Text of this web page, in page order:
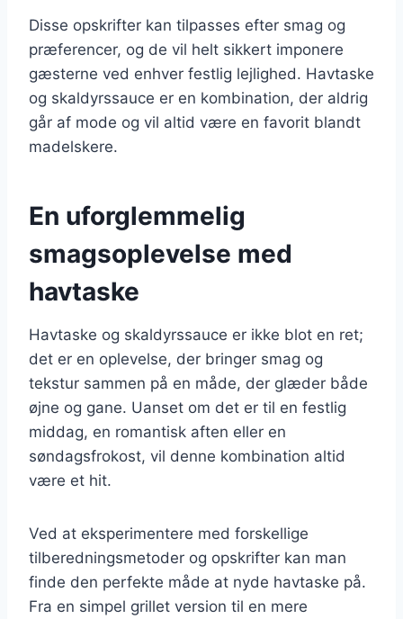
Disse opskrifter kan tilpasses efter smag og
præferencer, og de vil helt sikkert imponere
gæsterne ved enhver festlig lejlighed. Havtaske
og skaldyrssauce er en kombination, der aldrig
går af mode og vil altid være en favorit blandt
madelskere.
En uforglemmelig
smagsoplevelse med
havtaske
Havtaske og skaldyrssauce er ikke blot en ret;
det er en oplevelse, der bringer smag og
tekstur sammen på en måde, der glæder både
øjne og gane. Uanset om det er til en festlig
middag, en romantisk aften eller en
søndagsfrokost, vil denne kombination altid
være et hit.
Ved at eksperimentere med forskellige
tilberedningsmetoder og opskrifter kan man
finde den perfekte måde at nyde havtaske på.
Fra en simpel grillet version til en mere